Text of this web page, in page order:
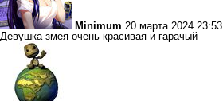
Minimum 20 марта 2024 23:53
Девушка змея очень красивая и гарачый